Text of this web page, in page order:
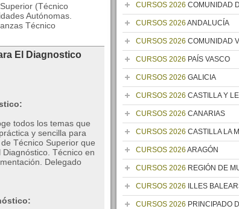
(Técnico
Autónomas.
Técnico
El Diagnostico
todos los temas que
y sencilla para
Técnico Superior que
Técnico en
Delegado
CURSOS 2026 COMUNIDAD
CURSOS 2026 ANDALUCÍA
CURSOS 2026 COMUNIDAD
CURSOS 2026 PAÍS VASCO
CURSOS 2026 GALICIA
CURSOS 2026 CASTILLA Y
CURSOS 2026 CANARIAS
CURSOS 2026 CASTILLA LA
CURSOS 2026 ARAGÓN
CURSOS 2026 REGIÓN DE
CURSOS 2026 ILLES
CURSOS 2026 PRINCIPADO